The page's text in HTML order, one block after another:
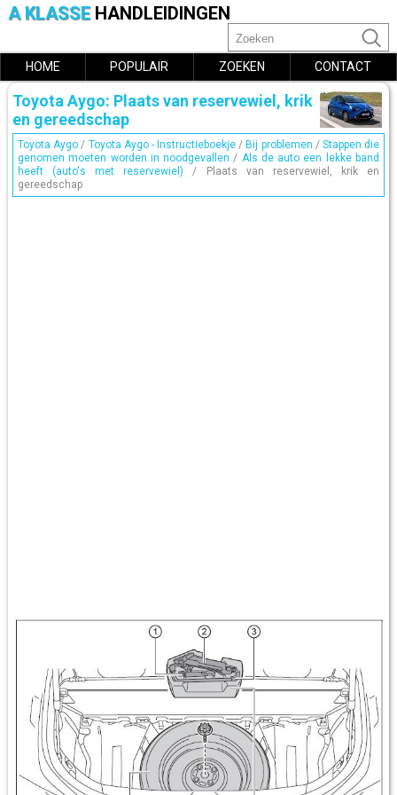
A KLASSE HANDLEIDINGEN
HOME POPULAIR ZOEKEN CONTACT
Toyota Aygo: Plaats van reservewiel, krik
en gereedschap
Toyota Aygo / Toyota Aygo - Instructieboekje / Bij problemen / Stappen die
genomen moeten worden in noodgevallen / Als de auto een lekke band
heeft (auto's met reservewiel) / Plaats van reservewiel, krik en
gereedschap